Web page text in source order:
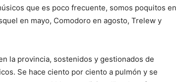
que es poco frecuente, somos poquitos en
en mayo, Comodoro en agosto, Trelew y
la provincia, sostenidos y gestionados de
Se hace ciento por ciento a pulmón y se